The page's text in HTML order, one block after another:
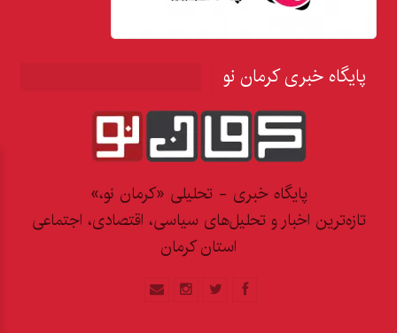
پایگاه خبری کرمان نو
پایگاه خبری - تحلیلی «کرمان نو،»
تازه‌ترین اخبار و تحلیل‌های سیاسی، اقتصادی، اجتماعی
استان کرمان